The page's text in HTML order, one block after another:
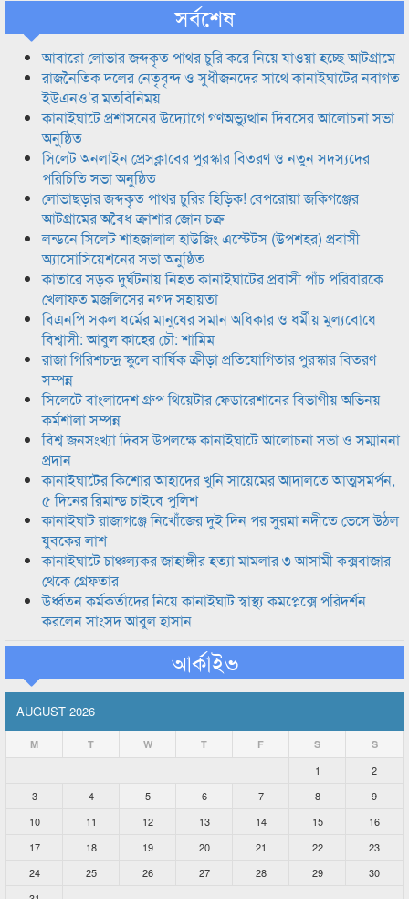
সর্বশেষ
আবারো লোভার জব্দকৃত পাথর চুরি করে নিয়ে যাওয়া হচ্ছে আটগ্রামে
রাজনৈতিক দলের নেতৃবৃন্দ ও সুধীজনদের সাথে কানাইঘাটের নবাগত
ইউএনও’র মতবিনিময়
কানাইঘাটে প্রশাসনের উদ্যোগে গণঅভ্যুত্থান দিবসের আলোচনা সভা
অনুষ্ঠিত
সিলেট অনলাইন প্রেসক্লাবের পুরস্কার বিতরণ ও নতুন সদস্যদের
পরিচিতি সভা অনুষ্ঠিত
লোভাছড়ার জব্দকৃত পাথর চুরির হিড়িক! বেপরোয়া জকিগঞ্জের
আটগ্রামের অবৈধ ক্রাশার জোন চক্র
লন্ডনে সিলেট শাহজালাল হাউজিং এস্টেটস (উপশহর) প্রবাসী
অ্যাসোসিয়েশনের সভা অনুষ্ঠিত
কাতারে সড়ক দুর্ঘটনায় নিহত কানাইঘাটের প্রবাসী পাঁচ পরিবারকে
খেলাফত মজলিসের নগদ সহায়তা
বিএনপি সকল ধর্মের মানুষের সমান অধিকার ও ধর্মীয় মুল্যবোধে
বিশ্বাসী: আবুল কাহের চৌ: শামিম
রাজা গিরিশচন্দ্র স্কুলে বার্ষিক ক্রীড়া প্রতিযোগিতার পুরস্কার বিতরণ
সম্পন্ন
সিলেটে বাংলাদেশ গ্রুপ থিয়েটার ফেডারেশানের বিভাগীয় অভিনয়
কর্মশালা সম্পন্ন
বিশ্ব জনসংখ্যা দিবস উপলক্ষে কানাইঘাটে আলোচনা সভা ও সম্মাননা
প্রদান
কানাইঘাটের কিশোর আহাদের খুনি সায়েমের আদালতে আত্মসমর্পন,
৫ দিনের রিমান্ড চাইবে পুলিশ
কানাইঘাট রাজাগঞ্জে নিখোঁজের দুই দিন পর সুরমা নদীতে ভেসে উঠল
যুবকের লাশ
কানাইঘাটে চাঞ্চল্যকর জাহাঙ্গীর হত্যা মামলার ৩ আসামী কক্সবাজার
থেকে গ্রেফতার
উর্ধ্বতন কর্মকর্তাদের নিয়ে কানাইঘাট স্বাস্থ্য কমপ্লেক্সে পরিদর্শন
করলেন সাংসদ আবুল হাসান
আর্কাইভ
AUGUST 2026
M T W T F S S
1
2
3
4 5 6 7 8
9
10
11 12 13 14 15
16
17
18 19 20 21 22
23
24
25 26 27 28 29
30